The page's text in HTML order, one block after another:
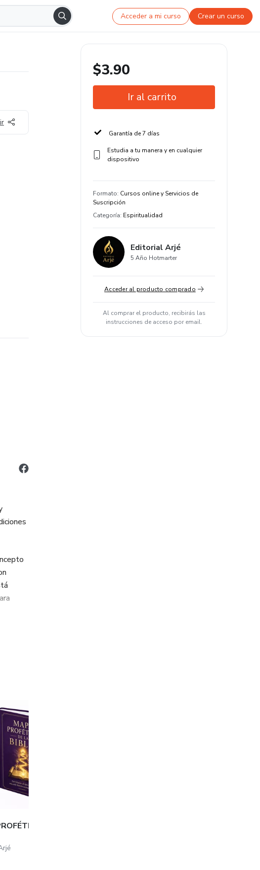
Acceder a mi curso Crear un curso
DE LA
$3.90
Ir al carrito
Garantía de 7 días
Estudia a tu manera y en cualquier
dispositivo
Formato: Cursos online y Servicios de
Suscripción
Categoría: Espiritualidad
Editorial Arjé
5 Año Hotmarter
Acceder al producto comprado
Al comprar el producto, recibirás las
instrucciones de acceso por email.